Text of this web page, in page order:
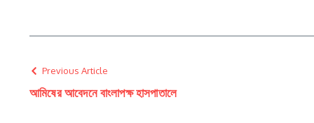
Previous Article
আমিষের আবেদনে বাংলাপক্ষ হাসপাতালে